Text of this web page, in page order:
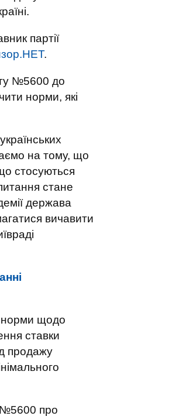
партії
.
№5600 до
норми, які
на тому, що
стосуються
стане
держава
вичавити
норми щодо
ставки
продажу
№5600 про